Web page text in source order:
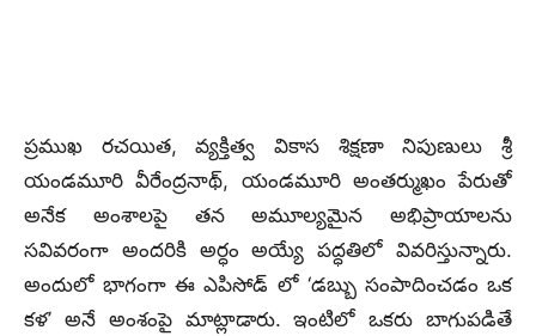
ప్రముఖ రచయిత, వ్యక్తిత్వ వికాస శిక్షణా నిపుణులు శ్రీ
యండమూరి వీరేంద్రనాథ్, యండమూరి అంతర్ముఖం పేరుతో
అనేక అంశాలపై తన అమూల్యమైన అభిప్రాయాలను
సవివరంగా అందరికి అర్ధం అయ్యే పద్ధతిలో వివరిస్తున్నారు.
అందులో భాగంగా ఈ ఎపిసోడ్ లో ‘డబ్బు సంపాదించడం ఒక
కళ’ అనే అంశంపై మాట్లాడారు. ఇంటిలో ఒకరు బాగుపడితే